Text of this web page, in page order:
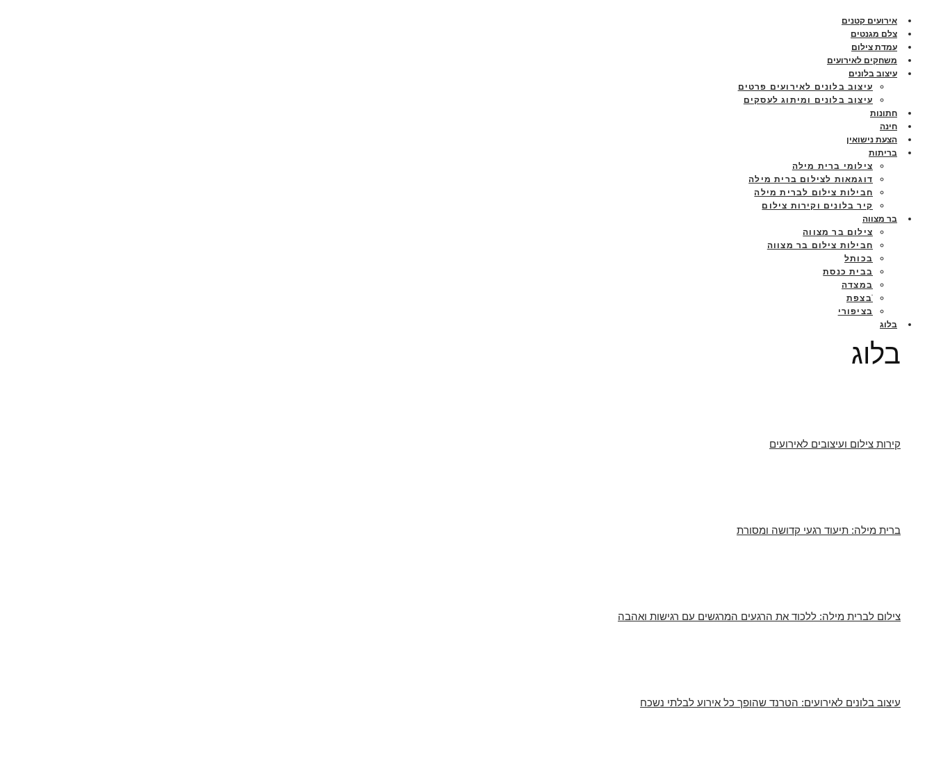
אירועים קטנים
צלם מגנטים
עמדת צילום
משחקים לאירועים
עיצוב בלונים
עיצוב בלונים לאירועים פרטים
עיצוב בלונים ומיתוג לעסקים
חתונות
חינה
הצעת נישואין
בריתות
צילומי ברית מילה
דוגמאות לצילום ברית מילה
חבילות צילום לברית מילה
קיר בלונים וקירות צילום
בר מצווה
צילום בר מצווה
חבילות צילום בר מצווה
בכותל
בבית כנסת
במצדה
ֿבצפת
בציפורי
בלוג
בלוג
קירות צילום ועיצובים לאירועים
ברית מילה: תיעוד רגעי קדושה ומסורת
צילום לברית מילה: ללכוד את הרגעים המרגשים עם רגישות ואהבה
עיצוב בלונים לאירועים: הטרנד שהופך כל אירוע לבלתי נשכח